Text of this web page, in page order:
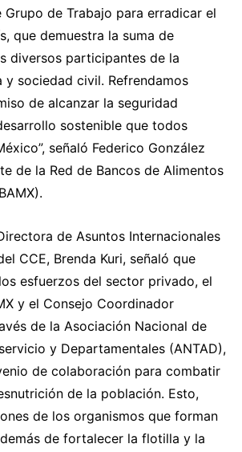
Grupo de Trabajo para erradicar el
que demuestra la suma de
diversos participantes de la
y sociedad civil. Refrendamos
de alcanzar la seguridad
sostenible que todos
señaló Federico González
de la Red de Bancos de Alimentos
de Asuntos Internacionales
CCE, Brenda Kuri, señaló que
esfuerzos del sector privado, el
y el Consejo Coordinador
de la Asociación Nacional de
y Departamentales (ANTAD),
de colaboración para combatir
de la población. Esto,
de los organismos que forman
de fortalecer la flotilla y la